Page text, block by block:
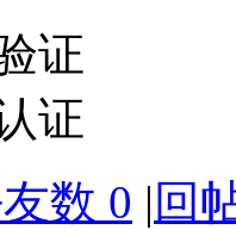
证
证
数 0 | 回